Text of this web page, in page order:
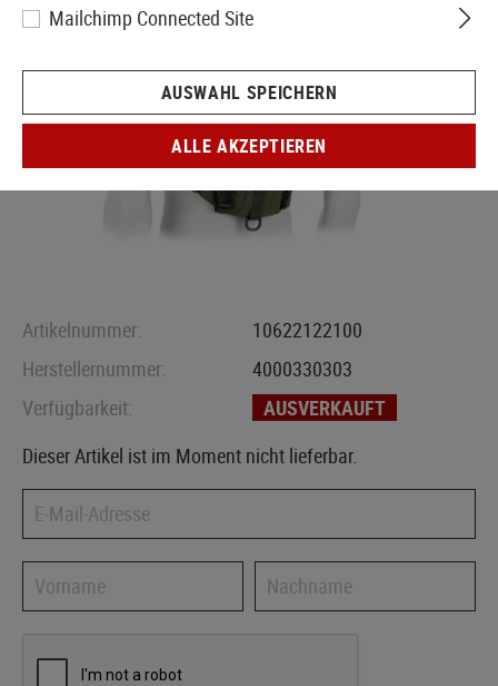
Artikelnummer:
10622122100
Herstellernummer:
4000330303
Verfügbarkeit:
AUSVERKAUFT
Dieser Artikel ist im Moment nicht lieferbar.
Mailchimp Connected Site
AUSWAHL SPEICHERN
ALLE AKZEPTIEREN